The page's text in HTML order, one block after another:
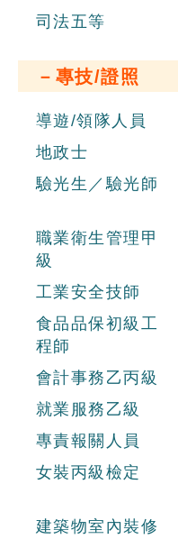
司法五等
－專技/證照
導遊/領隊人員
地政士
驗光生／驗光師
職業衛生管理甲
級
工業安全技師
食品品保初級工
程師
會計事務乙丙級
就業服務乙級
專責報關人員
女裝丙級檢定
建築物室內裝修